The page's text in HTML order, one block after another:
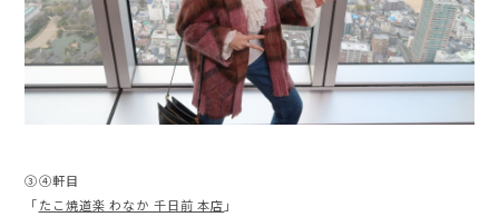
③④軒目
「 たこ焼道楽 わなか 千日前 本店 」